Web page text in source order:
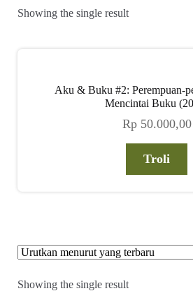
Suara
Cari Arsip
Showing the single result
Aku & Buku #2: Perempuan-
Mencintai Buku
Rp50.000,00
Troli
Showing the single result